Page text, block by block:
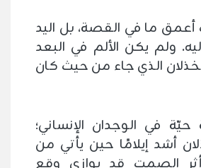
ما في القصة، بل اليد
ولم يكن الألم في البعد
الذي جاء من حيث كان
في الوجدان الإنساني؛
أشد إيلامًا حين يأتي من